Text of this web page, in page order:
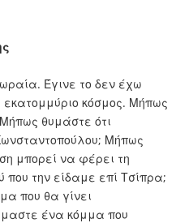
Έγινε το δεν έχω
κόσμος. Μήπως
θυμάστε ότι
Μήπως
μπορεί να φέρει τη
που την είδαμε επί Τσίπρα;
που θα γίνει
ένα κόμμα που